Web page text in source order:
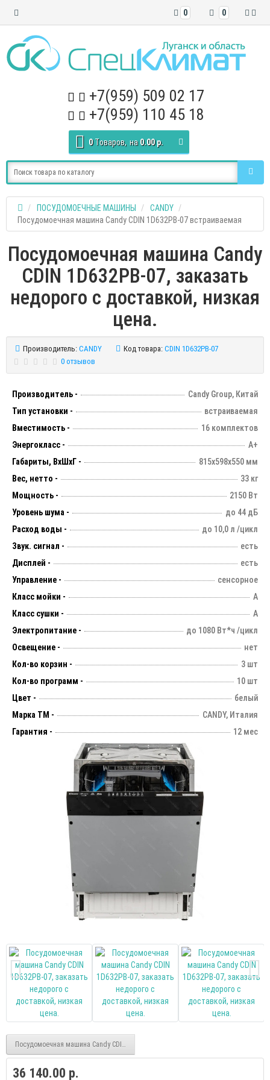
0
0
+7(959) 509 02 17
+7(959) 110 45 18
0 Tоваров, на 0.00 р.
ПОСУДОМОЕЧНЫЕ МАШИНЫ
CANDY
Посудомоечная машина Candy CDIN 1D632PB-07 встраиваемая
Посудомоечная машина Candy
CDIN 1D632PB-07, заказать
недорого с доставкой, низкая
цена.
Производитель: CANDY Код товара: CDIN 1D632PB-07
0 отзывов
Производитель -
Candy Group, Китай
Тип установки -
встраиваемая
Вместимость -
16 комплектов
Энергокласс -
А+
Габариты, ВхШхГ -
815х598х550 мм
Вес, нетто -
33 кг
Мощность -
2150 Вт
Уровень шума -
до 44 дБ
Расход воды -
до 10,0 л /цикл
Звук. сигнал -
есть
Дисплей -
есть
Управление -
сенсорное
Класс мойки -
А
Класс сушки -
А
Электропитание -
до 1080 Вт*ч /цикл
Освещение -
нет
Кол-во корзин -
3 шт
Кол-во программ -
10 шт
Цвет -
белый
Марка ТМ -
CANDY, Италия
Гарантия -
12 мес
Посудомоечная машина Candy CDIH 2L1047-08 встраиваемая
36 140.00 р.